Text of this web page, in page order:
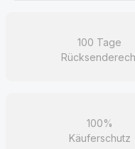
100 Tage
100%
Käuferschutz